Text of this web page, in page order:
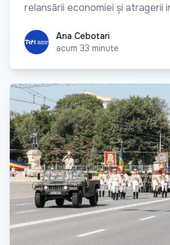
relansării economiei și atragerii
Ana CebotariAna Cebotari
acum 33 minute